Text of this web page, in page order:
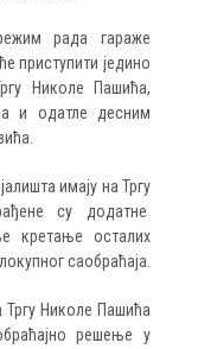
рада гараже
приступити једино
Николе Пашића,
и одатле десним
имају на Тргу
су додатне
кретање осталих
саобраћаја.
Николе Пашића
решење у